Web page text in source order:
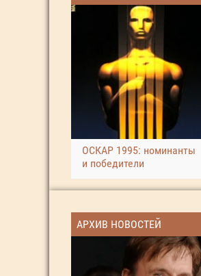
ОСКАР 1995: номинанты
и победители
АРХИВ НОВОСТЕЙ